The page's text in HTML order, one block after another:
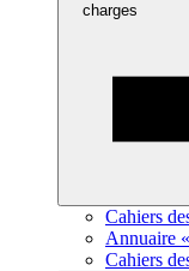
charges
Cahiers
Annuaire
Cahiers